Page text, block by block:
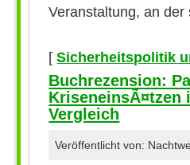
Veranstaltung, an
[Sicherheitspolitik
Buchrezension:
KriseneinsÃ¤tzen
Vergleich
Veröffentlicht von: